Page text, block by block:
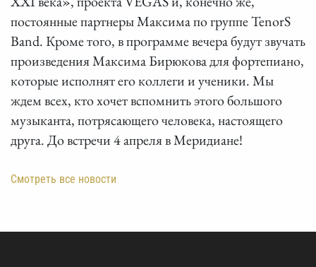
постоянные партнеры Максима по группе TenorS
Band. Кроме того, в программе вечера будут звучать
произведения Максима Бирюкова для фортепиано,
которые исполнят его коллеги и ученики. Мы
ждем всех, кто хочет вспомнить этого большого
музыканта, потрясающего человека, настоящего
друга. До встречи 4 апреля в Меридиане!
Смотреть все новости